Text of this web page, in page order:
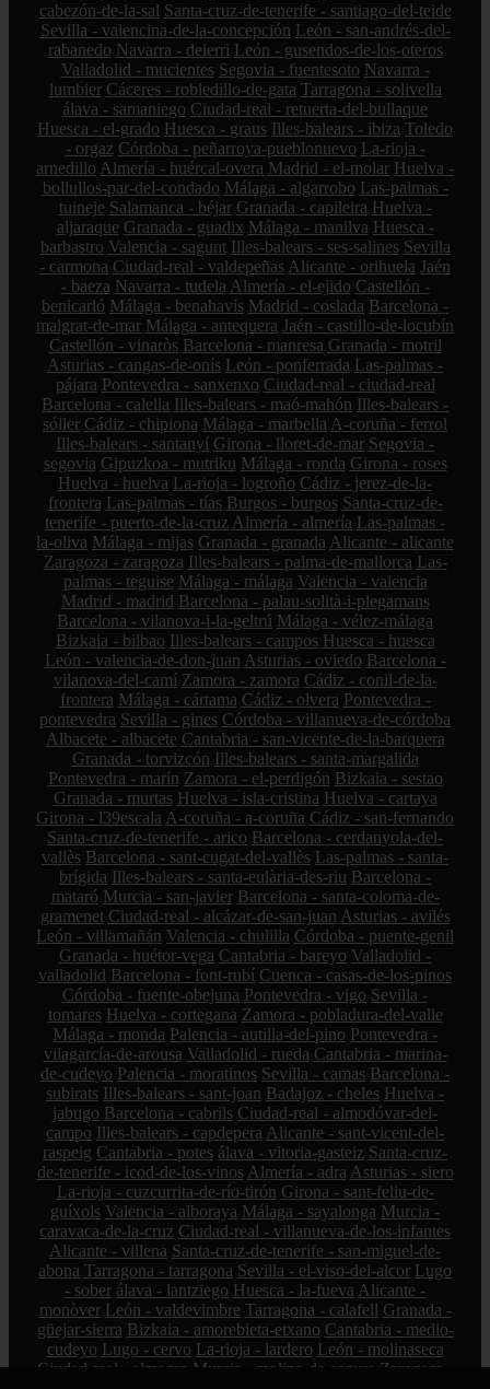
cabezón-de-la-sal Santa-cruz-de-tenerife - santiago-del-teide
Sevilla - valencina-de-la-concepción León - san-andrés-del-
rabanedo Navarra - deierri León - gusendos-de-los-oteros
Valladolid - mucientes Segovia - fuentesoto Navarra -
lumbier Cáceres - robledillo-de-gata Tarragona - solivella
álava - samaniego Ciudad-real - retuerta-del-bullaque
Huesca - el-grado Huesca - graus Illes-balears - ibiza Toledo
- orgaz Córdoba - peñarroya-pueblonuevo La-rioja -
arnedillo Almería - huércal-overa Madrid - el-molar Huelva -
bollullos-par-del-condado Málaga - algarrobo Las-palmas -
tuineje Salamanca - béjar Granada - capileira Huelva -
aljaraque Granada - guadix Málaga - manilva Huesca -
barbastro Valencia - sagunt Illes-balears - ses-salines Sevilla
- carmona Ciudad-real - valdepeñas Alicante - orihuela Jaén
- baeza Navarra - tudela Almería - el-ejido Castellón -
benicarló Málaga - benahavís Madrid - coslada Barcelona -
malgrat-de-mar Málaga - antequera Jaén - castillo-de-locubín
Castellón - vinaròs Barcelona - manresa Granada - motril
Asturias - cangas-de-onís León - ponferrada Las-palmas -
pájara Pontevedra - sanxenxo Ciudad-real - ciudad-real
Barcelona - calella Illes-balears - maó-mahón Illes-balears -
sóller Cádiz - chipiona Málaga - marbella A-coruña - ferrol
Illes-balears - santanyí Girona - lloret-de-mar Segovia -
segovia Gipuzkoa - mutriku Málaga - ronda Girona - roses
Huelva - huelva La-rioja - logroño Cádiz - jerez-de-la-
frontera Las-palmas - tías Burgos - burgos Santa-cruz-de-
tenerife - puerto-de-la-cruz Almería - almería Las-palmas -
la-oliva Málaga - mijas Granada - granada Alicante - alicante
Zaragoza - zaragoza Illes-balears - palma-de-mallorca Las-
palmas - teguise Málaga - málaga Valencia - valencia
Madrid - madrid Barcelona - palau-solità-i-plegamans
Barcelona - vilanova-i-la-geltrú Málaga - vélez-málaga
Bizkaia - bilbao Illes-balears - campos Huesca - huesca
León - valencia-de-don-juan Asturias - oviedo Barcelona -
vilanova-del-camí Zamora - zamora Cádiz - conil-de-la-
frontera Málaga - cártama Cádiz - olvera Pontevedra -
pontevedra Sevilla - gines Córdoba - villanueva-de-córdoba
Albacete - albacete Cantabria - san-vicente-de-la-barquera
Granada - torvizcón Illes-balears - santa-margalida
Pontevedra - marín Zamora - el-perdigón Bizkaia - sestao
Granada - murtas Huelva - isla-cristina Huelva - cartaya
Girona - l39escala A-coruña - a-coruña Cádiz - san-fernando
Santa-cruz-de-tenerife - arico Barcelona - cerdanyola-del-
vallès Barcelona - sant-cugat-del-vallès Las-palmas - santa-
brígida Illes-balears - santa-eulària-des-riu Barcelona -
mataró Murcia - san-javier Barcelona - santa-coloma-de-
gramenet Ciudad-real - alcázar-de-san-juan Asturias - avilés
León - villamañán Valencia - chulilla Córdoba - puente-genil
Granada - huétor-vega Cantabria - bareyo Valladolid -
valladolid Barcelona - font-rubí Cuenca - casas-de-los-pinos
Córdoba - fuente-obejuna Pontevedra - vigo Sevilla -
tomares Huelva - cortegana Zamora - pobladura-del-valle
Málaga - monda Palencia - autilla-del-pino Pontevedra -
vilagarcía-de-arousa Valladolid - rueda Cantabria - marina-
de-cudeyo Palencia - moratinos Sevilla - camas Barcelona -
subirats Illes-balears - sant-joan Badajoz - cheles Huelva -
jabugo Barcelona - cabrils Ciudad-real - almodóvar-del-
campo Illes-balears - capdepera Alicante - sant-vicent-del-
raspeig Cantabria - potes álava - vitoria-gasteiz Santa-cruz-
de-tenerife - icod-de-los-vinos Almería - adra Asturias - siero
La-rioja - cuzcurrita-de-río-tirón Girona - sant-feliu-de-
guíxols Valencia - alboraya Málaga - sayalonga Murcia -
caravaca-de-la-cruz Ciudad-real - villanueva-de-los-infantes
Alicante - villena Santa-cruz-de-tenerife - san-miguel-de-
abona Tarragona - tarragona Sevilla - el-viso-del-alcor Lugo
- sober álava - lantziego Huesca - la-fueva Alicante -
monòver León - valdevimbre Tarragona - calafell Granada -
güejar-sierra Bizkaia - amorebieta-etxano Cantabria - medio-
cudeyo Lugo - cervo La-rioja - lardero León - molinaseca
Ciudad-real - almagro Murcia - molina-de-segura Zaragoza -